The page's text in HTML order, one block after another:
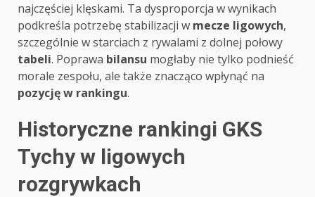
najczęściej klęskami. Ta dysproporcja w wynikach
podkreśla potrzebę stabilizacji w mecze ligowych,
szczególnie w starciach z rywalami z dolnej połowy
tabeli. Poprawa bilansu mogłaby nie tylko podnieść
morale zespołu, ale także znacząco wpłynąć na
pozycję w rankingu.
Historyczne rankingi GKS
Tychy w ligowych
rozgrywkach